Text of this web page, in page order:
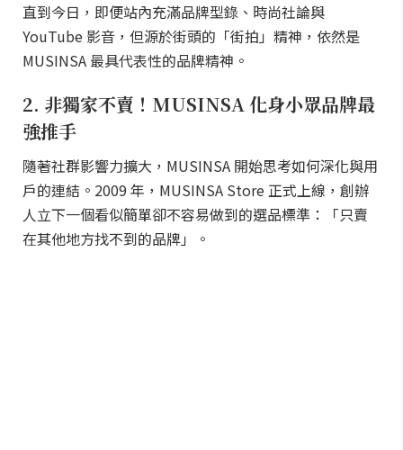
直到今日，即便站內充滿品牌型錄、時尚社論與
YouTube 影音，但源於街頭的「街拍」精神，依然是
MUSINSA 最具代表性的品牌精神。
2. 非獨家不賣！MUSINSA 化身小眾品牌最
強推手
隨著社群影響力擴大，MUSINSA 開始思考如何深化與用
戶的連結。2009 年，MUSINSA Store 正式上線，創辦
人立下一個看似簡單卻不容易做到的選品標準：「只賣
在其他地方找不到的品牌」。